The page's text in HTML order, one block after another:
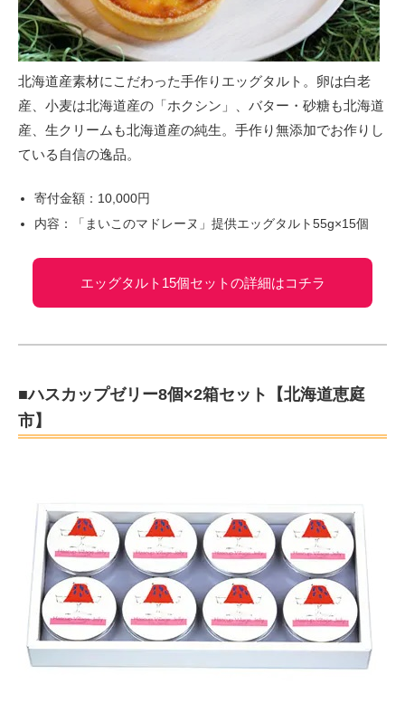
北海道産素材にこだわった手作りエッグタルト。卵は白老
産、小麦は北海道産の「ホクシン」、バター・砂糖も北海道
産、生クリームも北海道産の純生。手作り無添加でお作りし
ている自信の逸品。
寄付金額：10,000円
内容：「まいこのマドレーヌ」提供エッグタルト55g×15個
エッグタルト15個セットの詳細はコチラ
■ハスカップゼリー8個×2箱セット【北海道恵庭
市】